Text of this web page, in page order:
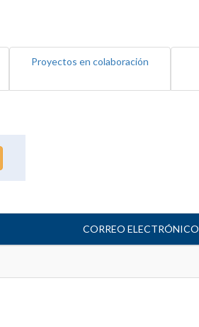
Proyectos en colaboración
CORREO ELECTRÓNICO